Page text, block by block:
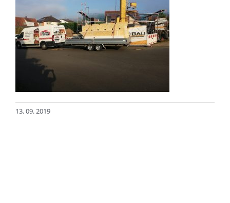
13. 09. 2019